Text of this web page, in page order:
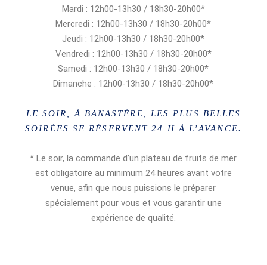
Mardi : 12h00-13h30 / 18h30-20h00*
Mercredi : 12h00-13h30 / 18h30-20h00*
Jeudi : 12h00-13h30 / 18h30-20h00*
Vendredi : 12h00-13h30 / 18h30-20h00*
Samedi : 12h00-13h30 / 18h30-20h00*
Dimanche : 12h00-13h30 / 18h30-20h00*
LE SOIR, À BANASTÈRE, LES PLUS BELLES
SOIRÉES SE RÉSERVENT 24 H À L’AVANCE.
* Le soir, la commande d’un plateau de fruits de mer
est obligatoire au minimum 24 heures avant votre
venue, afin que nous puissions le préparer
spécialement pour vous et vous garantir une
expérience de qualité.